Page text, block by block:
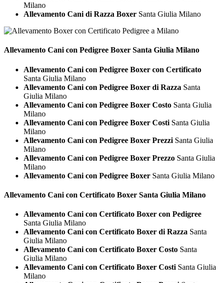
Milano
Allevamento Cani di Razza Boxer Santa Giulia Milano
Allevamento Cani con Pedigree Boxer Santa Giulia Milano
Allevamento Cani con Pedigree Boxer con Certificato
Santa Giulia Milano
Allevamento Cani con Pedigree Boxer di Razza Santa
Giulia Milano
Allevamento Cani con Pedigree Boxer Costo Santa Giulia
Milano
Allevamento Cani con Pedigree Boxer Costi Santa Giulia
Milano
Allevamento Cani con Pedigree Boxer Prezzi Santa Giulia
Milano
Allevamento Cani con Pedigree Boxer Prezzo Santa Giulia
Milano
Allevamento Cani con Pedigree Boxer Santa Giulia Milano
Allevamento Cani con Certificato Boxer Santa Giulia Milano
Allevamento Cani con Certificato Boxer con Pedigree
Santa Giulia Milano
Allevamento Cani con Certificato Boxer di Razza Santa
Giulia Milano
Allevamento Cani con Certificato Boxer Costo Santa
Giulia Milano
Allevamento Cani con Certificato Boxer Costi Santa Giulia
Milano